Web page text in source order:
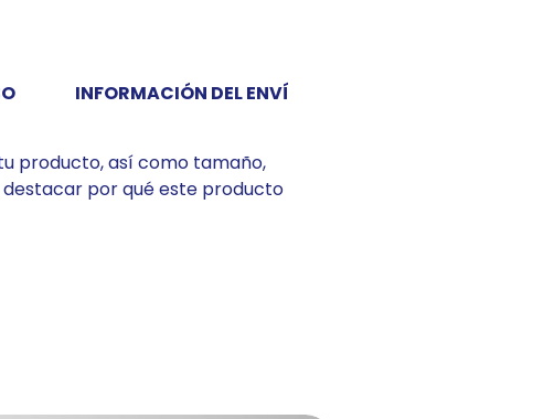
INFORMACIÓN DEL ENVÍO
producto, así como tamaño,
destacar por qué este producto